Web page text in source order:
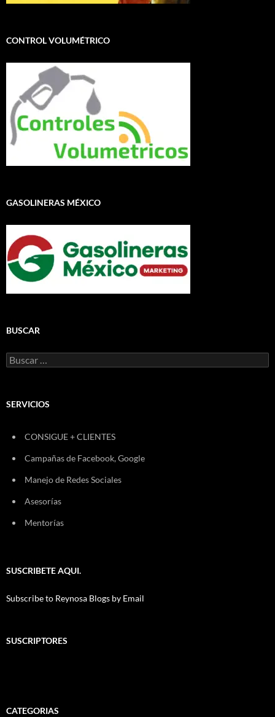
CONTROL VOLUMÉTRICO
GASOLINERAS MÉXICO
BUSCAR
Buscar:
SERVICIOS
CONSIGUE + CLIENTES
Campañas de Facebook, Google
Manejo de Redes Sociales
Asesorías
Mentorías
SUSCRIBETE AQUI.
Subscribe to Reynosa Blogs by Email
SUSCRIPTORES
CATEGORIAS